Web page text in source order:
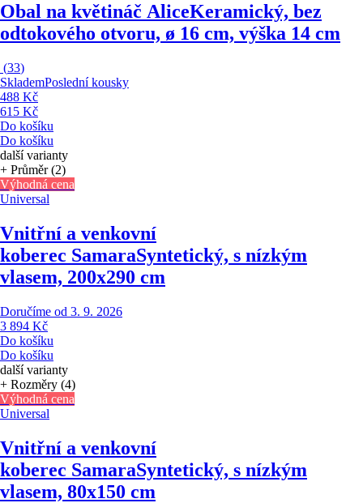
Obal na květináč AliceKeramický, bez
odtokového otvoru, ø 16 cm, výška 14 cm
(33)
SklademPoslední kousky
488 Kč
615 Kč
Do košíku
Do košíku
další varianty
+ Průměr (2)
Výhodná cena
Universal
Vnitřní a venkovní
koberec SamaraSyntetický, s nízkým
vlasem, 200x290 cm
Doručíme od 3. 9. 2026
3 894 Kč
Do košíku
Do košíku
další varianty
+ Rozměry (4)
Výhodná cena
Universal
Vnitřní a venkovní
koberec SamaraSyntetický, s nízkým
vlasem, 80x150 cm